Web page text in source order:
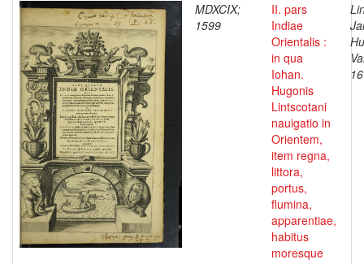
MDXCIX;
1599
II. pars
Indiae
Orientalis :
in qua
Iohan.
Hugonis
Lintscotani
nauigatio in
Orientem,
item regna,
littora,
portus,
flumina,
apparentiae,
habitus
moresque